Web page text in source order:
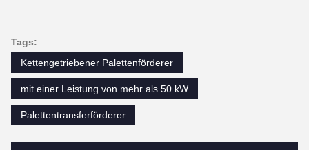
Tags:
Kettengetriebener Palettenförderer
mit einer Leistung von mehr als 50 kW
Palettentransferförderer